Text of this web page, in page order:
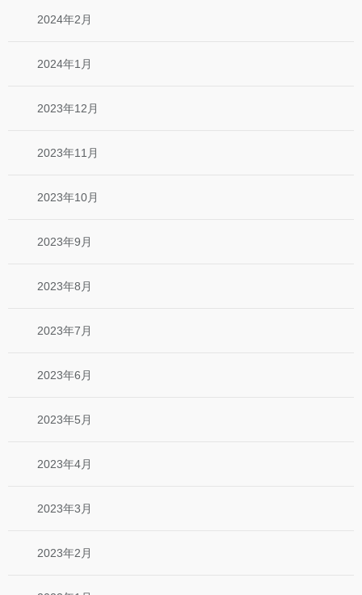
2024年2月
2024年1月
2023年12月
2023年11月
2023年10月
2023年9月
2023年8月
2023年7月
2023年6月
2023年5月
2023年4月
2023年3月
2023年2月